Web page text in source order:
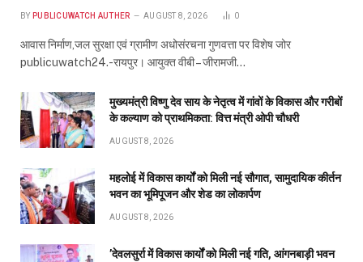
BY PUBLICUWATCH AUTHER AUGUST 8, 2026 0
आवास निर्माण,जल सुरक्षा एवं ग्रामीण अधोसंरचना गुणवत्ता पर विशेष जोर
publicuwatch24.-रायपुर। आयुक्त वीबी – जीरामजी…
मुख्यमंत्री विष्णु देव साय के नेतृत्व में गांवों के विकास और गरीबों
के कल्याण को प्राथमिकता: वित्त मंत्री ओपी चौधरी
AUGUST 8, 2026
महलोई में विकास कार्यों को मिली नई सौगात, सामुदायिक कीर्तन
भवन का भूमिपूजन और शेड का लोकार्पण
AUGUST 8, 2026
’देवलसुर्रा में विकास कार्यों को मिली नई गति, आंगनबाड़ी भवन